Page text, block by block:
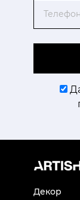
Декор